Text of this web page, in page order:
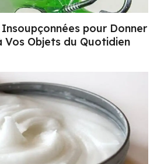
pour Donner
Vos Objets du Quotidien